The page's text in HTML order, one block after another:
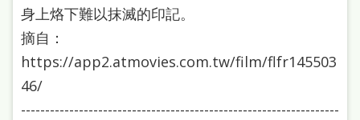
身上烙下難以抹滅的印記。
摘自：
https://app2.atmovies.com.tw/film/flfr145503
46/
------------------------------------------------------------------